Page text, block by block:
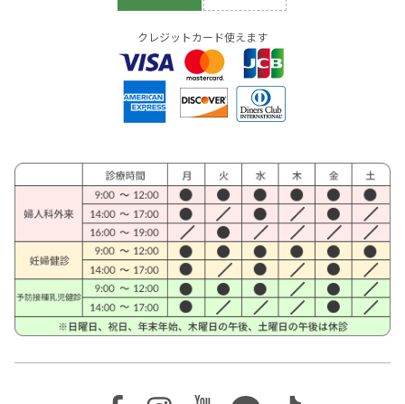
クレジットカード使えます